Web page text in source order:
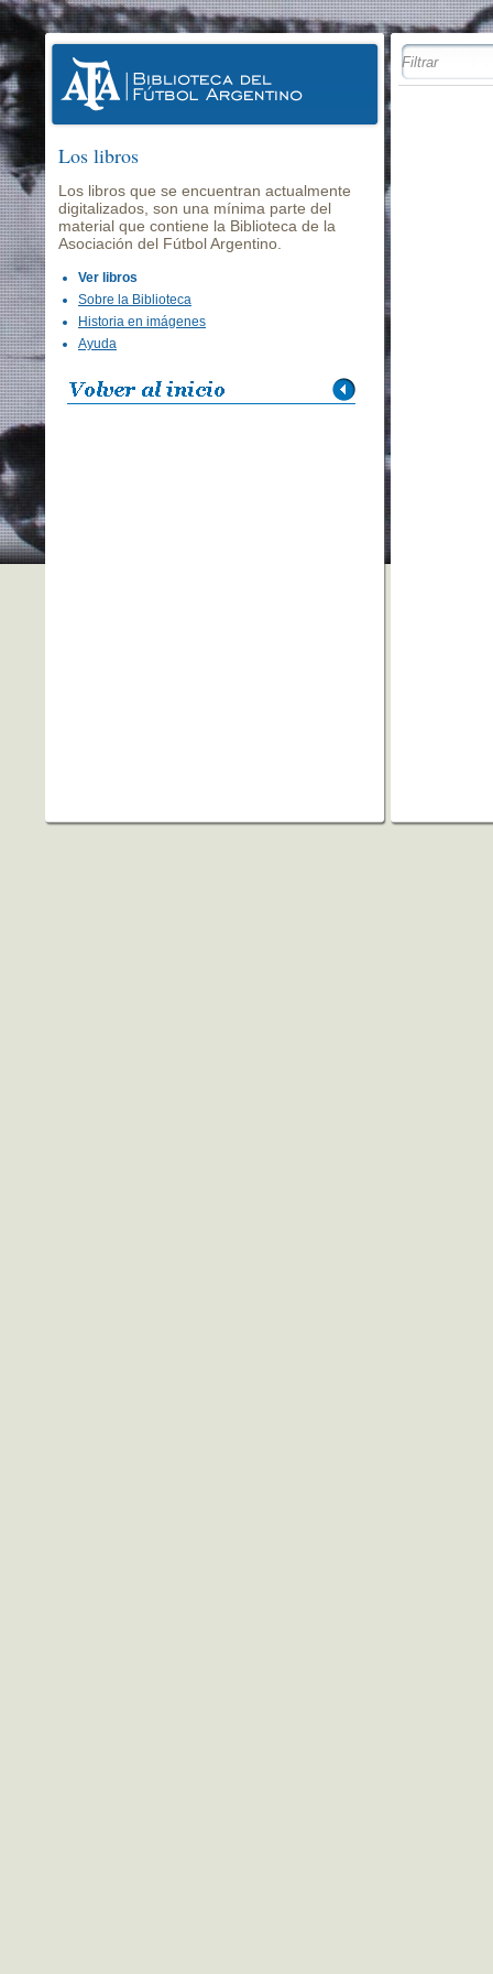
Los libros
Los libros que se encuentran actualmente
digitalizados, son una mínima parte del
material que contiene la Biblioteca de la
Asociación del Fútbol Argentino.
Ver libros
Sobre la Biblioteca
Historia en imágenes
Ayuda